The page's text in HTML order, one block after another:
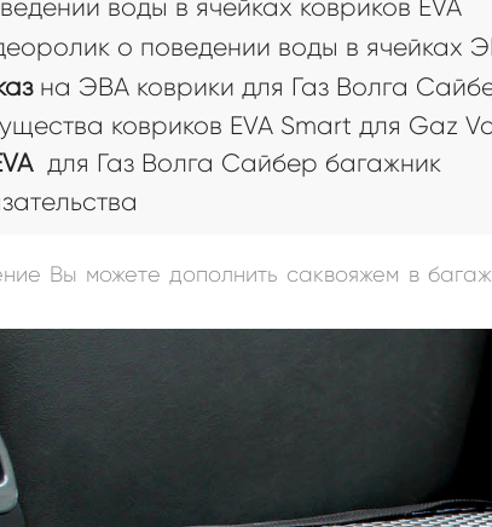
воды в ячейках ковриков EVA
о поведении воды в ячейках
на ЭВА коврики для Газ Волга
ковриков EVA Smart для Gaz
для Газ Волга Сайбер багажник
Вы можете дополнить саквояжем в